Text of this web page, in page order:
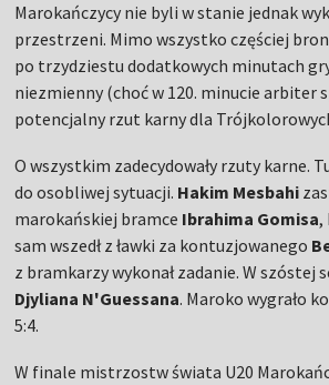
Marokańczycy nie byli w stanie jednak
przestrzeni. Mimo wszystko częściej
po trzydziestu dodatkowych minutach
niezmienny (choć w 120. minucie arbiter
potencjalny rzut karny dla
O wszystkim zadecydowały rzuty karne.
do osobliwej sytuacji. Hakim Mesbahi
marokańskiej bramce Ibrahima Gomisa,
sam wszedł z ławki za kontuzjowanego
z bramkarzy wykonał zadanie. W szóstej
Djyliana N'Guessana. Maroko wygrało
5:4.
W finale mistrzostw świata U20